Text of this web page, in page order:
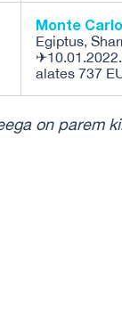
Monte
Egiptus,
alates 737
on parem